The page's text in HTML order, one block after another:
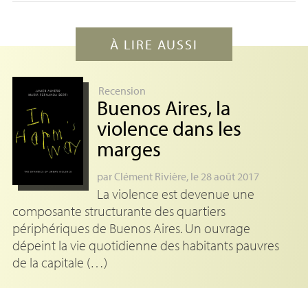
À LIRE AUSSI
Recension
Buenos Aires, la
violence dans les
marges
parClément Rivière, le 28 août 2017
La violence est devenue une
composante structurante des quartiers
périphériques de Buenos Aires. Un ouvrage
dépeint la vie quotidienne des habitants pauvres
de la capitale (…)